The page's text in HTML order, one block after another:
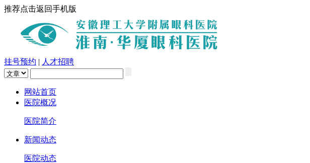
推荐点击返回手机版
挂号预约 | 人才招聘
网站首页
医院概况
医院简介
新闻动态
医院动态